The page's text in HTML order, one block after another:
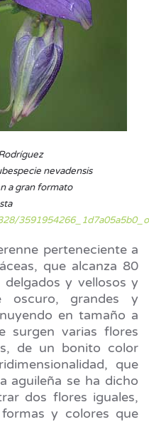
nevadensis
a gran formato
perteneciente a
que alcanza 80
y vellosos y
grandes y
en tamaño a
surgen varias flores
de un bonito color
que
aguileña se ha dicho
dos flores iguales,
y colores que